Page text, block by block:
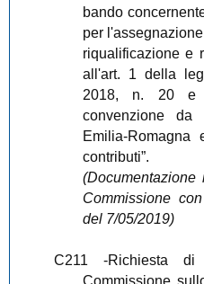
bando
per
riqualificazione e
all'art. 1 della
2018, n. 20 e
convenzione
Emilia-
contributi”.
Commissione
del 7/05/2019)
C211 -Richiesta di
Commissione